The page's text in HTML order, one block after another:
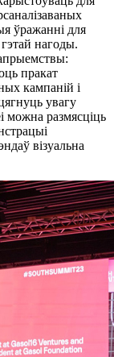
ўражанні для
нагоды.
пракат
кампаній і
увагу
можна размясціць
візуальна